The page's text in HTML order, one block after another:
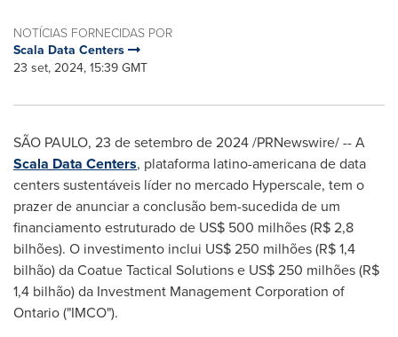
NOTÍCIAS FORNECIDAS POR
Scala Data Centers
23 set, 2024, 15:39 GMT
SÃO PAULO, 23 de setembro de 2024/PRNewswire/ -- A
Scala Data Centers, plataforma latino-americana de data
centers sustentáveis líder no mercado Hyperscale, tem o
prazer de anunciar a conclusão bem-sucedida de um
financiamento estruturado de US$ 500 milhões (R$ 2,8
bilhões). O investimento inclui US$ 250 milhões (R$ 1,4
bilhão) da Coatue Tactical Solutions e US$ 250 milhões (R$
1,4 bilhão) da Investment Management Corporation of
Ontario("IMCO").